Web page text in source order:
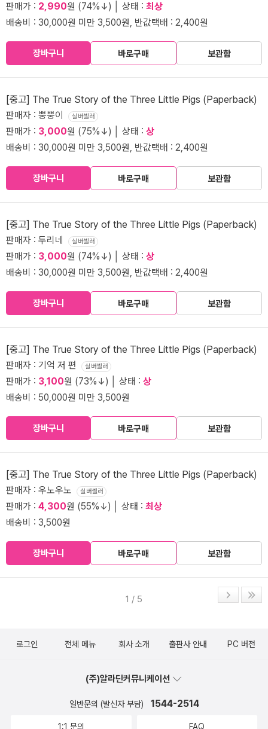
판매가 : 2,990원 (74%↓) │ 상태 : 최상
배송비 : 30,000원 미만 3,500원, 반값택배 : 2,400원
장바구니 바로구매 보관함
[중고] The True Story of the Three Little Pigs (Paperback)
판매자 : 뿡뿡이 실버셀러
판매가 : 3,000원 (75%↓) │ 상태 : 상
배송비 : 30,000원 미만 3,500원, 반값택배 : 2,400원
장바구니 바로구매 보관함
[중고] The True Story of the Three Little Pigs (Paperback)
판매자 : 두리네 실버셀러
판매가 : 3,000원 (74%↓) │ 상태 : 상
배송비 : 30,000원 미만 3,500원, 반값택배 : 2,400원
장바구니 바로구매 보관함
[중고] The True Story of the Three Little Pigs (Paperback)
판매자 : 기억 저 편 실버셀러
판매가 : 3,100원 (73%↓) │ 상태 : 상
배송비 : 50,000원 미만 3,500원
장바구니 바로구매 보관함
[중고] The True Story of the Three Little Pigs (Paperback)
판매자 : 우노우노 실버셀러
판매가 : 4,300원 (55%↓) │ 상태 : 최상
배송비 : 3,500원
장바구니 바로구매 보관함
1 / 5
로그인 전체 메뉴 회사 소개 출판사 안내 PC 버전
(주)알라딘커뮤니케이션
일반문의 (발신자 부담) 1544-2514
1:1 문의 FAQ